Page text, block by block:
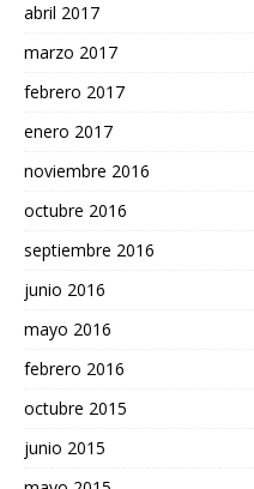
abril 2017
marzo 2017
febrero 2017
enero 2017
noviembre 2016
octubre 2016
septiembre 2016
junio 2016
mayo 2016
febrero 2016
octubre 2015
junio 2015